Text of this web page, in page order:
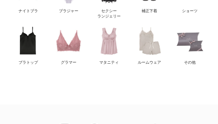
ナイトブラ ブラジャー
セクシー
ランジェリー
補正下着 ショーツ
ブラトップ グラマー マタニティ ルームウェア その他